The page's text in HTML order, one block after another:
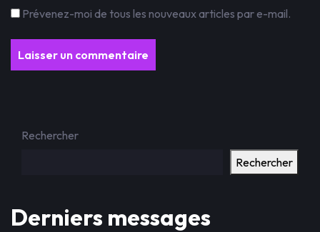
Prévenez-moi de tous les nouveaux articles par e-mail.
Rechercher
Rechercher
Derniers messages